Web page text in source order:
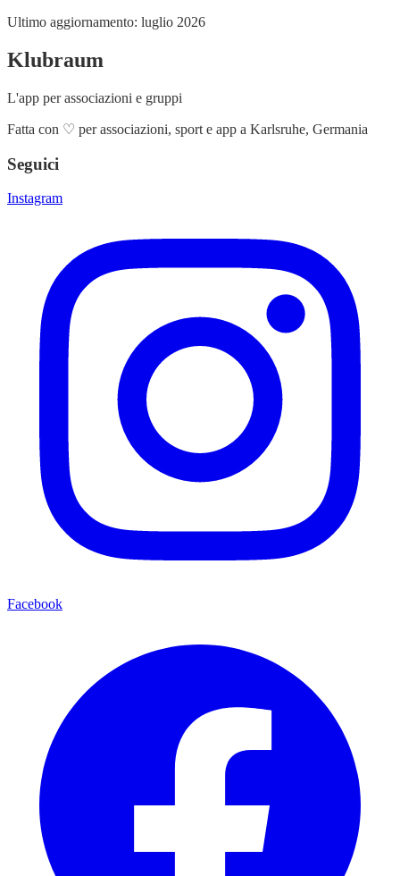
Ultimo aggiornamento: luglio 2026
Klubraum
L'app per associazioni e gruppi
Fatta con ♡ per associazioni, sport e app a Karlsruhe, Germania
Seguici
Instagram
Facebook